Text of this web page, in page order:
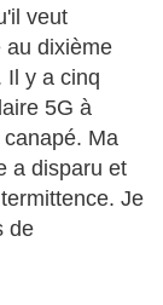
veut
au dixième
Il y a cinq
5G à
Ma
a disparu et
Je
de